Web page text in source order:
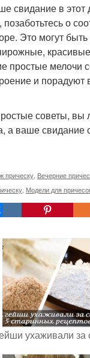
свидание в
о
Это могут
простые мелочи
и
советы, вы
а ваше свидание
прическу Вечерние
Модели для
ухаживали за